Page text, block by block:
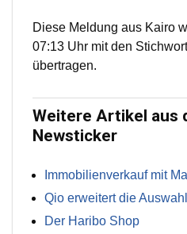
Diese Meldung aus Kairo
07:13 Uhr mit den
übertragen.
Weitere Artikel aus
Newsticker
Immobilienverkauf mit
Qio erweitert die
Der Haribo Shop